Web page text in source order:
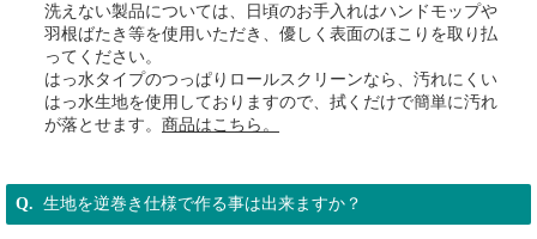
洗えない製品については、日頃のお手入れはハンドモップや
羽根ばたき等を使用いただき、優しく表面のほこりを取り払
ってください。
はっ水タイプのつっぱりロールスクリーンなら、汚れにくい
はっ水生地を使用しておりますので、拭くだけで簡単に汚れ
が落とせます。 商品はこちら。
生地を逆巻き仕様で作る事は出来ますか？